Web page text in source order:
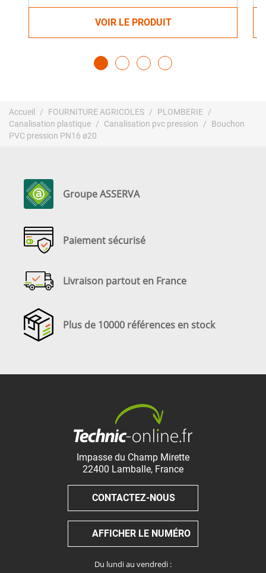
VOIR LE PRODUIT
Accueil FOURNITURE AGRICOLES
PLOMBERIE
Canalisation plastique
Canalisation pvc pression
Bouchon
PVC pression PN16 ø20
Groupe ASSERVA
Paiement sécurisé
Livraison partout en France
Plus de 10000 références en stock
Impasse du Champ Mirette
22400 Lamballe, France
CONTACTEZ-NOUS
AFFICHER LE NUMÉRO
Du lundi au vendredi :